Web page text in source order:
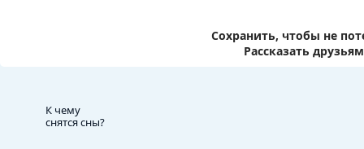
Сохранить, чтобы не
Рассказать друзьям
К чему
снятся сны?